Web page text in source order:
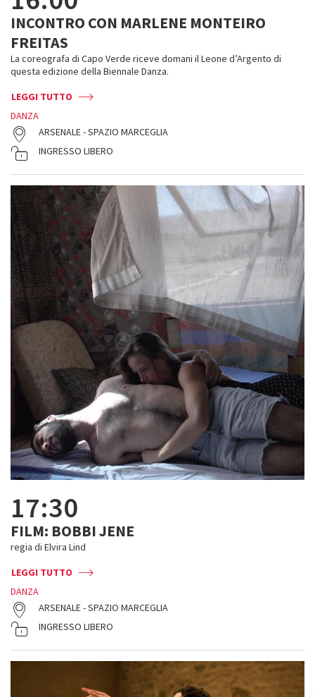
INCONTRO CON MARLENE MONTEIRO
FREITAS
La coreografa di Capo Verde riceve domani il Leone d’Argento di
questa edizione della Biennale Danza.
LEGGI TUTTO
DANZA
ARSENALE - SPAZIO MARCEGLIA
INGRESSO LIBERO
17:30
FILM: BOBBI JENE
regia di Elvira Lind
LEGGI TUTTO
DANZA
ARSENALE - SPAZIO MARCEGLIA
INGRESSO LIBERO